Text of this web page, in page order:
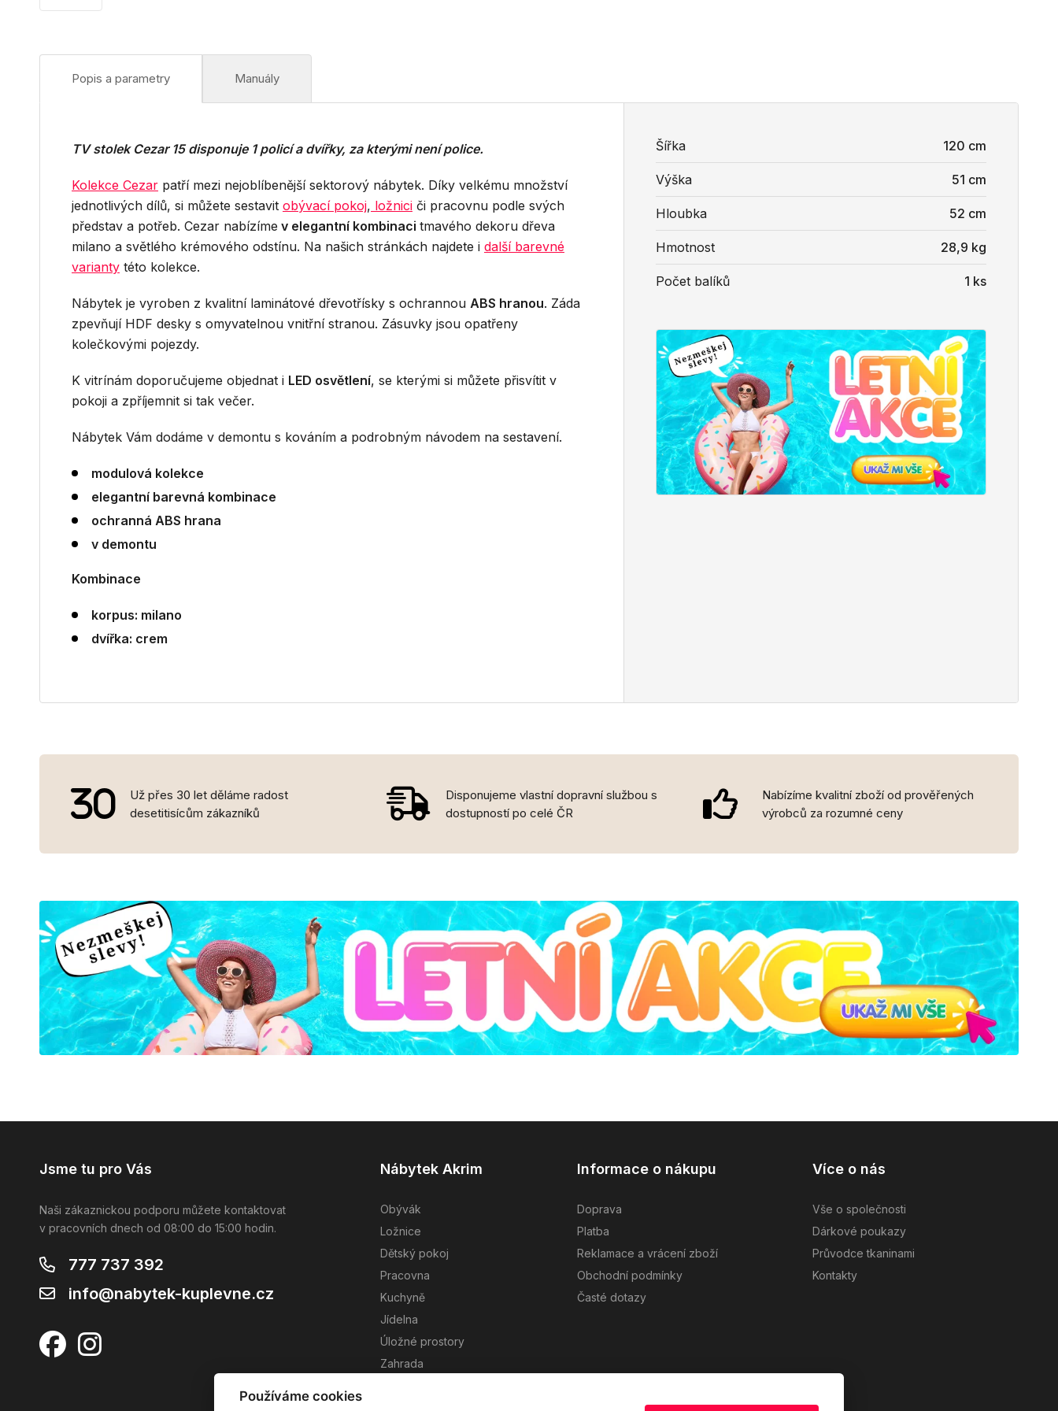
Popis a parametry Manuály
Šířka 120 cm
Výška 51 cm
Hloubka 52 cm
Hmotnost 28,9 kg
Počet balíků 1 ks
TV stolek Cezar 15 disponuje 1 policí a dvířky, za kterými není police.
Kolekce Cezar patří mezi nejoblíbenější sektorový nábytek. Díky velkému množství
jednotlivých dílů, si můžete sestavit obývací pokoj, ložnici či pracovnu podle svých
představ a potřeb. Cezar nabízíme v elegantní kombinaci tmavého dekoru dřeva
milano a světlého krémového odstínu. Na našich stránkách najdete i další barevné
varianty této kolekce.
Nábytek je vyroben z kvalitní laminátové dřevotřísky s ochrannou ABS hranou. Záda
zpevňují HDF desky s omyvatelnou vnitřní stranou. Zásuvky jsou opatřeny
kolečkovými pojezdy.
K vitrínám doporučujeme objednat i LED osvětlení, se kterými si můžete přisvítit v
pokoji a zpříjemnit si tak večer.
Nábytek Vám dodáme v demontu s kováním a podrobným návodem na sestavení.
modulová kolekce
elegantní barevná kombinace
ochranná ABS hrana
v demontu
Kombinace
korpus: milano
dvířka: crem
Už přes 30 let děláme radost
desetitisícům zákazníků
Disponujeme vlastní dopravní službou s
dostupností po celé ČR
Nabízíme kvalitní zboží od prověřených
výrobců za rozumné ceny
Jsme tu pro Vás
Naši zákaznickou podporu můžete kontaktovat
v pracovních dnech od 08:00 do 15:00 hodin.
777 737 392
info@nabytek-kuplevne.cz
Nábytek Akrim
Obývák
Ložnice
Dětský pokoj
Pracovna
Kuchyně
Jídelna
Úložné prostory
Zahrada
Informace o nákupu
Doprava
Platba
Reklamace a vrácení zboží
Obchodní podmínky
Časté dotazy
Více o nás
Vše o společnosti
Dárkové poukazy
Průvodce tkaninami
Kontakty
Používáme cookies